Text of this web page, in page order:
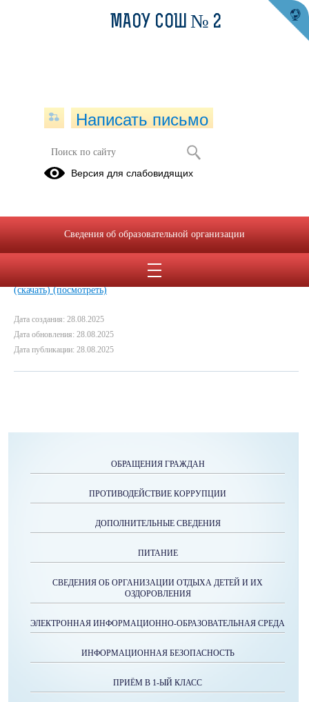
Программа противодействия
распространения криминальных
несовершеннолетних
Программа распространения криминальных субкультур.pdf
(скачать)(посмотреть)
Дата создания: 28.08.2025
Дата обновления: 28.08.2025
Дата публикации: 28.08.2025
ОБРАЩЕНИЯ ГРАЖДАН
ПРОТИВОДЕЙСТВИЕ КОРРУПЦИИ
ДОПОЛНИТЕЛЬНЫЕ СВЕДЕНИЯ
ПИТАНИЕ
СВЕДЕНИЯ ОБ ОРГАНИЗАЦИИ ОТДЫХА ДЕТЕЙ И ИХ
ОЗДОРОВЛЕНИЯ
ЭЛЕКТРОННАЯ ИНФОРМАЦИОННО-ОБРАЗОВАТЕЛЬНАЯ СРЕДА
ИНФОРМАЦИОННАЯ БЕЗОПАСНОСТЬ
ПРИЁМ В 1-ЫЙ КЛАСС
МАОУ СОШ № 2
Написать письмо
Версия для слабовидящих
Сведения об образовательной организации